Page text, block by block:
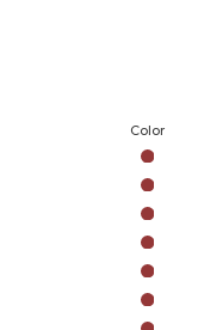
Color